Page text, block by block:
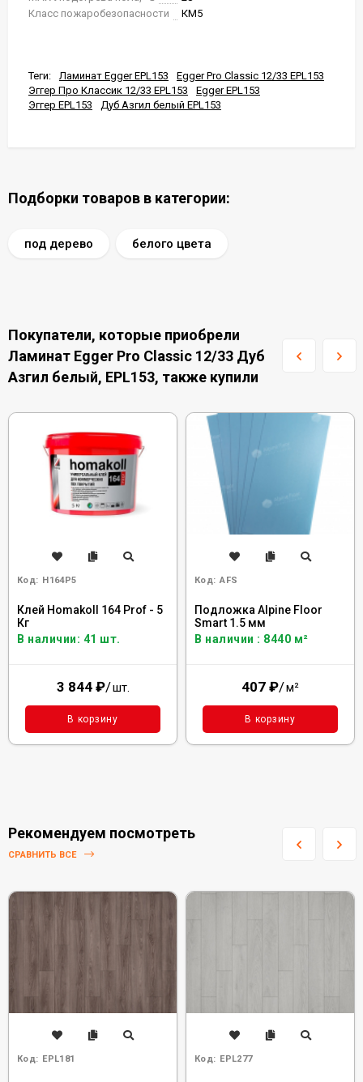
Класс пожаробезопасности
КМ5
Теги: Ламинат Egger EPL153
Egger Pro Classic 12/33 EPL153
Эггер Про Классик 12/33 EPL153
Egger EPL153
Эггер EPL153
Дуб Азгил белый EPL153
Подборки товаров в категории:
под дерево белого цвета
Покупатели, которые приобрели
Ламинат Egger Pro Classic 12/33 Дуб
Азгил белый, EPL153, также купили
Код: H164P5
Клей Homakoll 164 Prof - 5
Кг
В наличии: 41 шт.
3 844 ₽/шт.
В корзину
Код: AFS
Подложка Alpine Floor
Smart 1.5 мм
В наличии : 8440 м²
407 ₽/м²
В корзину
Рекомендуем посмотреть
СРАВНИТЬ ВСЕ
Код: EPL181 Код: EPL277